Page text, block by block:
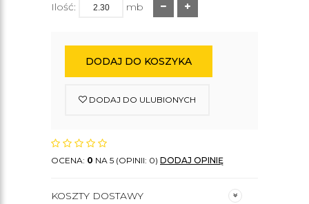
Ilość: mb
DODAJ DO KOSZYKA
DODAJ DO ULUBIONYCH
OCENA: 0 NA 5 (OPINII: 0) DODAJ OPINIĘ
KOSZTY DOSTAWY